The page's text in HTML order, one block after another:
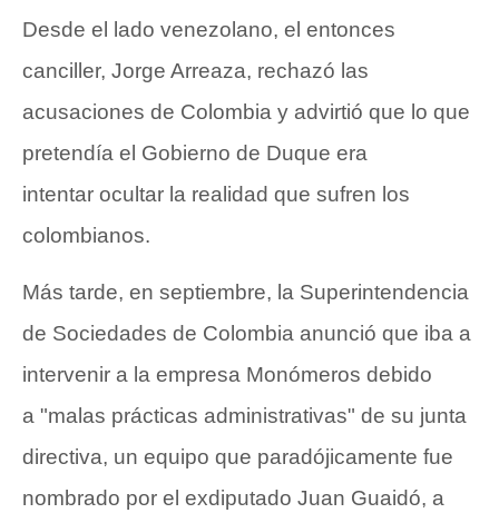
Desde el lado venezolano, el entonces
canciller, Jorge Arreaza, rechazó las
acusaciones de Colombia y advirtió que lo que
pretendía el Gobierno de Duque era
intentar ocultar la realidad que sufren los
colombianos.
Más tarde, en septiembre, la Superintendencia
de Sociedades de Colombia anunció que iba a
intervenir a la empresa Monómeros debido
a "malas prácticas administrativas" de su junta
directiva, un equipo que paradójicamente fue
nombrado por el exdiputado Juan Guaidó, a